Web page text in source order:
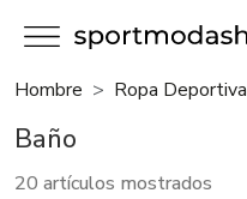
Hombre Ropa Deportiva
Baño
20 artículos mostrados